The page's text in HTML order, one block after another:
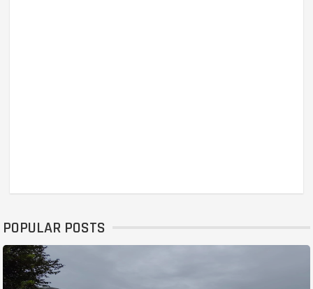
POPULAR POSTS